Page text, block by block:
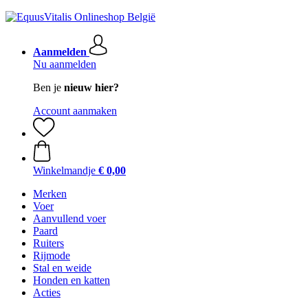
Aanmelden
Nu aanmelden
Ben je nieuw hier?
Account aanmaken
Winkelmandje € 0,00
Merken
Voer
Aanvullend voer
Paard
Ruiters
Rijmode
Stal en weide
Honden en katten
Acties